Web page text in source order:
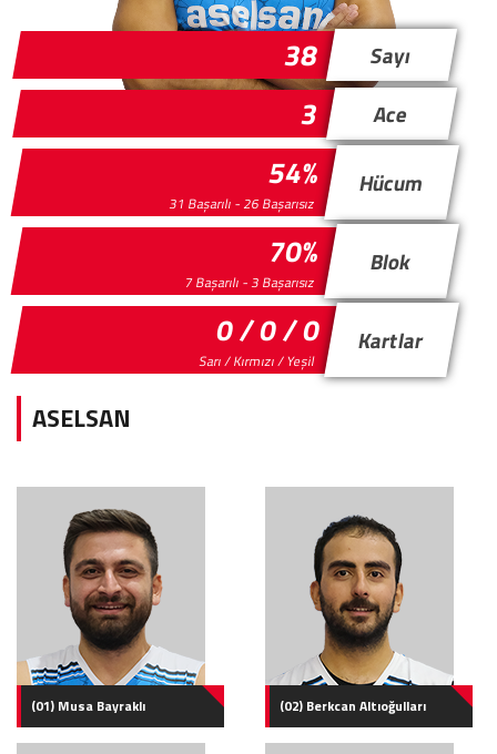
38 Sayı
3 Ace
54%
31 Başarılı - 26 Başarısız
Hücum
70%
7 Başarılı - 3 Başarısız
Blok
0 / 0 / 0
Sarı / Kırmızı / Yeşil
Kartlar
ASELSAN
(01) Musa Bayraklı (02) Berkcan Altıoğulları